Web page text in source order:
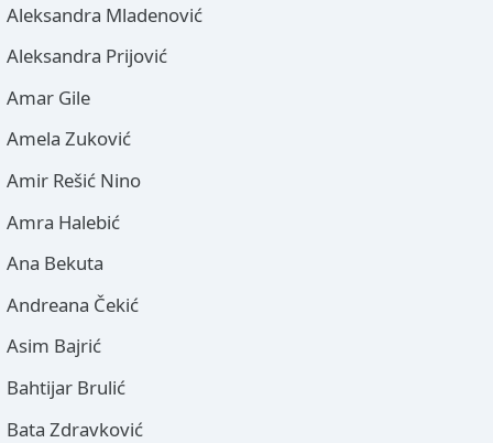
Aleksandra Mladenović
Aleksandra Prijović
Amar Gile
Amela Zuković
Amir Rešić Nino
Amra Halebić
Ana Bekuta
Andreana Čekić
Asim Bajrić
Bahtijar Brulić
Bata Zdravković